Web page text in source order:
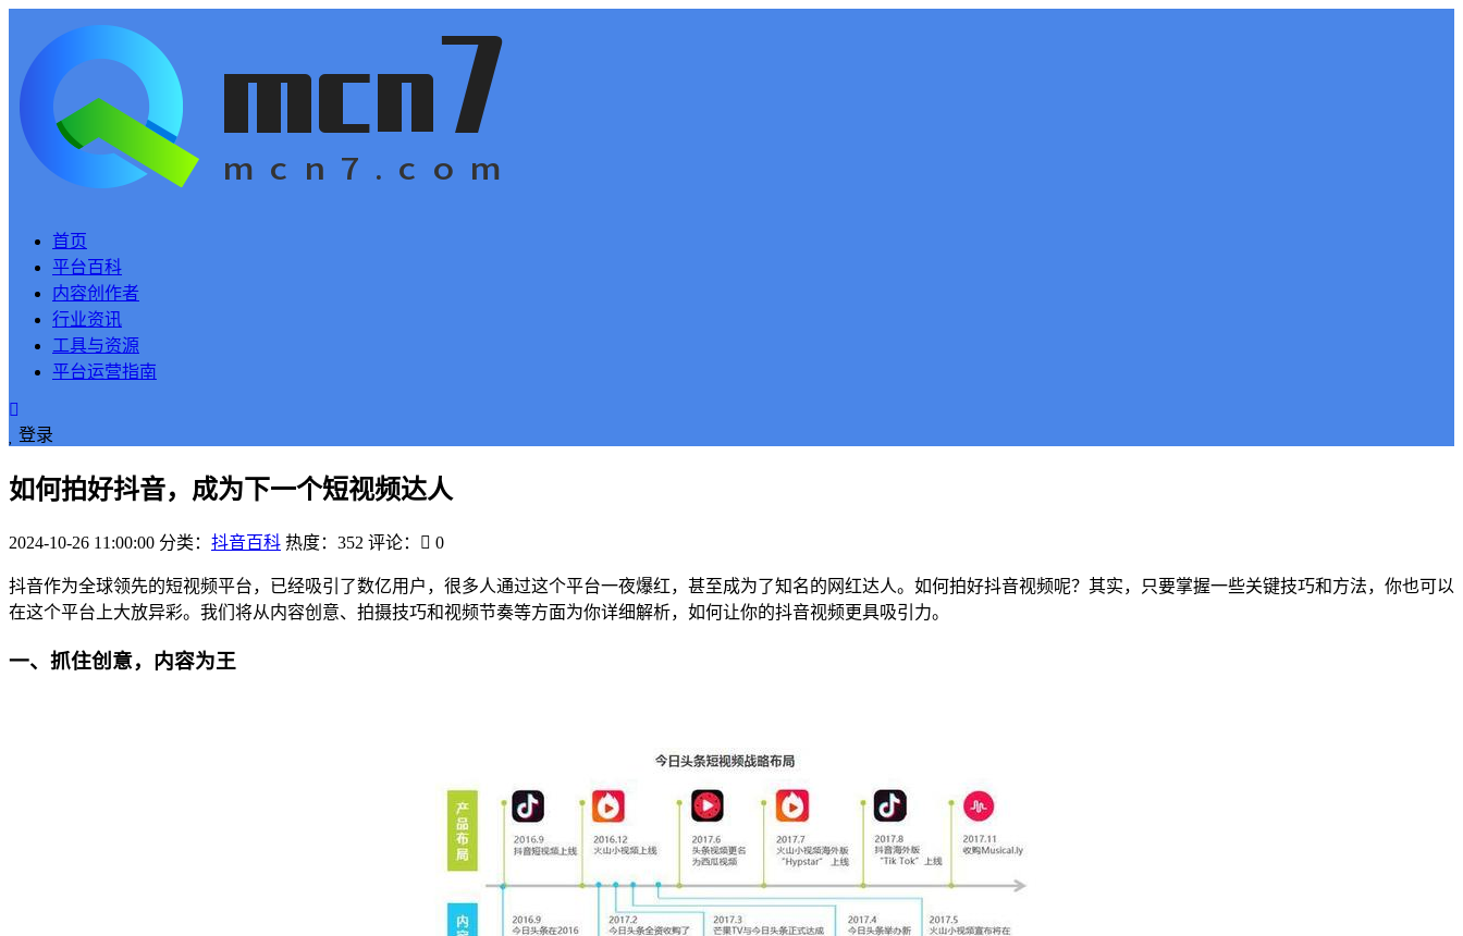
首页
平台百科
内容创作者
行业资讯
工具与资源
平台运营指南
登录
如何拍好抖音，成为下一个短视频达人
2024-10-26 11:00:00 分类： 抖音百科 热度：352 评论： 0
抖音作为全球领先的短视频平台，已经吸引了数亿用户，很多人通过这个平台一夜爆红，甚至成为了知名的网红达人。如何拍好抖音视频呢？其实，只要掌握一些关键技巧和方法，你也可以
在这个平台上大放异彩。我们将从内容创意、拍摄技巧和视频节奏等方面为你详细解析，如何让你的抖音视频更具吸引力。
一、抓住创意，内容为王